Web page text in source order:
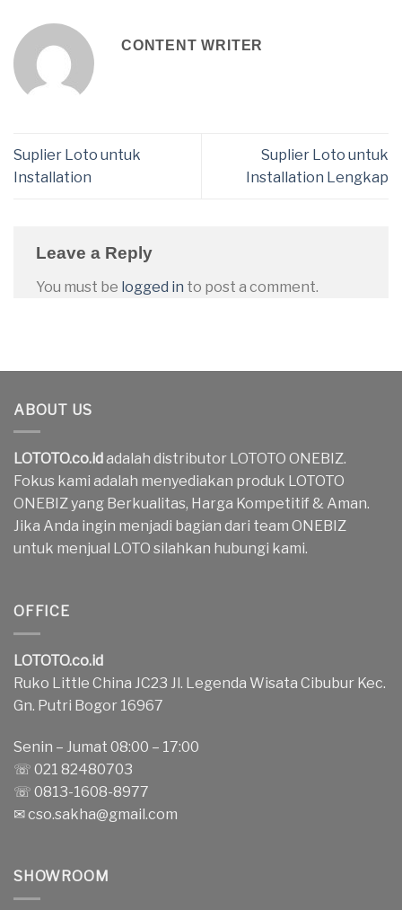
CONTENT WRITER
Suplier Loto untuk
Installation
Suplier Loto untuk
Installation Lengkap
Leave a Reply
You must be logged in to post a comment.
ABOUT US
LOTOTO.co.id adalah distributor LOTOTO ONEBIZ.
Fokus kami adalah menyediakan produk LOTOTO
ONEBIZ yang Berkualitas, Harga Kompetitif & Aman.
Jika Anda ingin menjadi bagian dari team ONEBIZ
untuk menjual LOTO silahkan hubungi kami.
OFFICE
LOTOTO.co.id
Ruko Little China JC23 Jl. Legenda Wisata Cibubur Kec.
Gn. Putri Bogor 16967
Senin – Jumat 08:00 – 17:00
☏ 021 82480703
☏ 0813-1608-8977
✉cso.sakha@gmail.com
SHOWROOM